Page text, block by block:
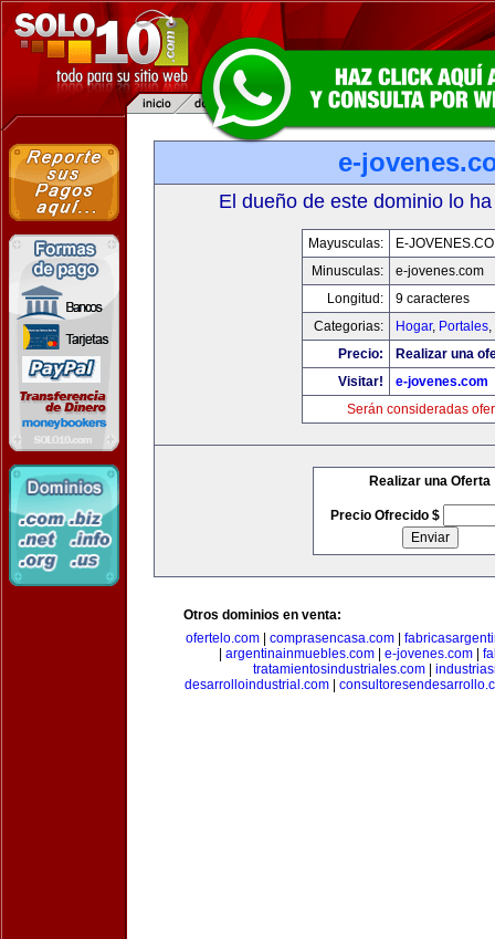
e-
El dueño de este dominio lo
Mayusculas:
E-
Minusculas:
e-jovenes.com
Longitud:
9 caracteres
Categorias:
Hogar, Portales,
Precio:
Realizar una
Visitar!
e-jovenes.com
Serán consideradas
Realizar una Oferta
Precio Ofrecido $
Otros dominios en venta:
ofertelo.com| comprasencasa.com|
argentinainmuebles.com| e-jovenes.com|
tratamientosindustriales.com
desarrolloindustrial.com|